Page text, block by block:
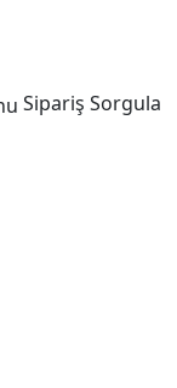
Sipariş Sorgula